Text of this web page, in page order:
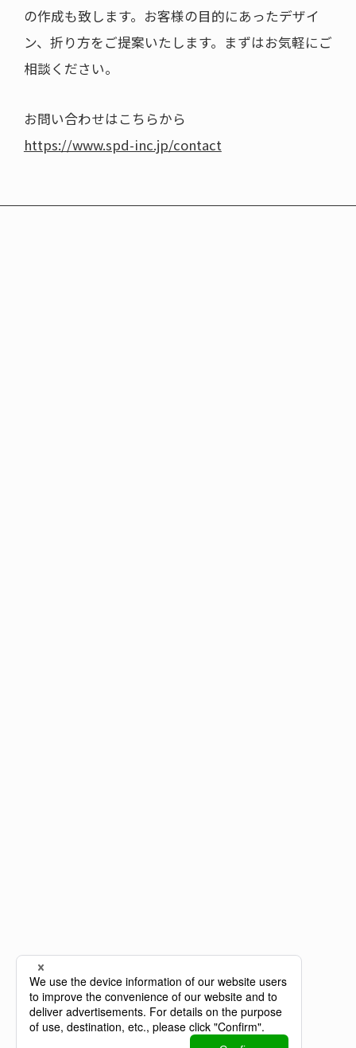
の作成も致します。お客様の目的にあったデザイ
ン、折り方をご提案いたします。まずはお気軽にご
相談ください。
お問い合わせはこちらから
https://www.spd-inc.jp/contact
〒810-0014
福岡県福岡市中央区平尾5-14-12-101